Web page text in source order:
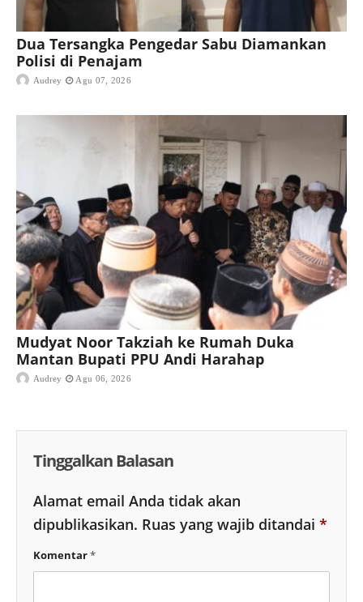
Dua Tersangka Pengedar Sabu Diamankan
Polisi di Penajam
Audrey Agu 07, 2026
Mudyat Noor Takziah ke Rumah Duka
Mantan Bupati PPU Andi Harahap
Audrey Agu 06, 2026
Tinggalkan Balasan
Alamat email Anda tidak akan
dipublikasikan. Ruas yang wajib ditandai *
Komentar*